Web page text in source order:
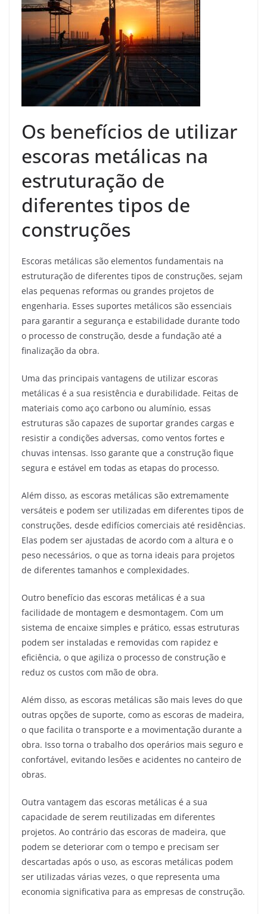
Os benefícios de utilizar
escoras metálicas na
estruturação de
diferentes tipos de
construções
Escoras metálicas são elementos fundamentais na
estruturação de diferentes tipos de construções, sejam
elas pequenas reformas ou grandes projetos de
engenharia. Esses suportes metálicos são essenciais
para garantir a segurança e estabilidade durante todo
o processo de construção, desde a fundação até a
finalização da obra.
Uma das principais vantagens de utilizar escoras
metálicas é a sua resistência e durabilidade. Feitas de
materiais como aço carbono ou alumínio, essas
estruturas são capazes de suportar grandes cargas e
resistir a condições adversas, como ventos fortes e
chuvas intensas. Isso garante que a construção fique
segura e estável em todas as etapas do processo.
Além disso, as escoras metálicas são extremamente
versáteis e podem ser utilizadas em diferentes tipos de
construções, desde edifícios comerciais até residências.
Elas podem ser ajustadas de acordo com a altura e o
peso necessários, o que as torna ideais para projetos
de diferentes tamanhos e complexidades.
Outro benefício das escoras metálicas é a sua
facilidade de montagem e desmontagem. Com um
sistema de encaixe simples e prático, essas estruturas
podem ser instaladas e removidas com rapidez e
eficiência, o que agiliza o processo de construção e
reduz os custos com mão de obra.
Além disso, as escoras metálicas são mais leves do que
outras opções de suporte, como as escoras de madeira,
o que facilita o transporte e a movimentação durante a
obra. Isso torna o trabalho dos operários mais seguro e
confortável, evitando lesões e acidentes no canteiro de
obras.
Outra vantagem das escoras metálicas é a sua
capacidade de serem reutilizadas em diferentes
projetos. Ao contrário das escoras de madeira, que
podem se deteriorar com o tempo e precisam ser
descartadas após o uso, as escoras metálicas podem
ser utilizadas várias vezes, o que representa uma
economia significativa para as empresas de construção.